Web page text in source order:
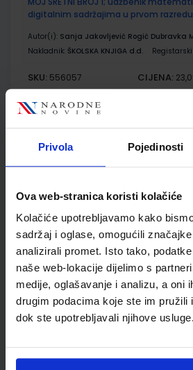
Privola Pojedinosti
Ova web-stranica koristi kolačiće
Kolačiće upotrebljavamo kako
sadržaj i oglase, omogućili
analizirali promet. Isto tako,
naše web-lokacije dijelimo s
medije, oglašavanje i analizu, a oni
drugim podacima koje ste im pružili
dok ste upotrebljavali njihove usluge.
digitalnim sadržajima u prvom
Autor(i): Sanja Jakovljević Rogić Dubravka
Nakladnik: ŠKOLSKA KNJIGA d.d.
SKU: 556057 CIJENA:
ŠIFRA OMOTA: 500239
razredu osnovne škole
Autor(i):
Dubravka Miklec Sanja Jakovljević
ŠKOLSKA KNJIGA d.d.
DOM
SKU:556058 CIJENA:
ŠIFRA OMOTA: 500239
Udžbenik Omot